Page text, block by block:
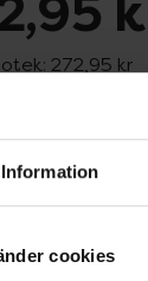
Information
cookies
272,95 kr
ditt recept
Circadin